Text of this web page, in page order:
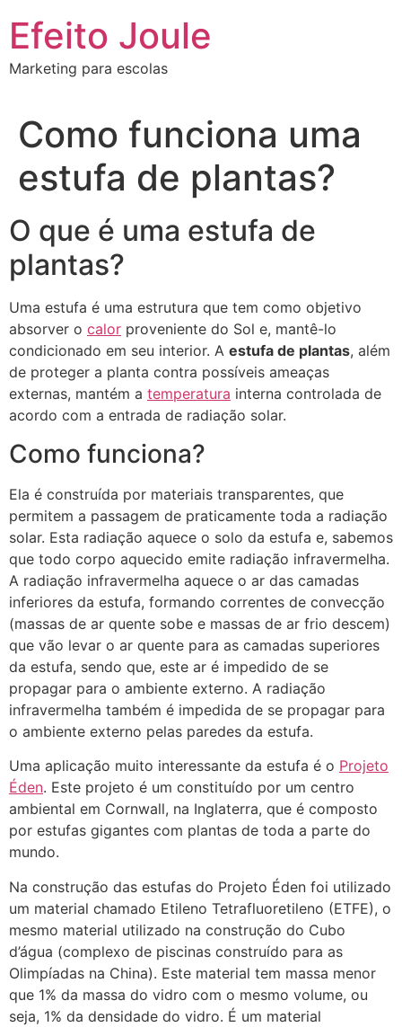
para
conteúdo
Efeito Joule
Marketing para escolas
Como funciona uma
estufa de plantas?
O que é uma estufa de
plantas?
Uma estufa é uma estrutura que tem como objetivo
absorver o calor proveniente do Sol e, mantê-lo
condicionado em seu interior. A estufa de plantas, além
de proteger a planta contra possíveis ameaças
externas, mantém a temperatura interna controlada de
acordo com a entrada de radiação solar.
Como funciona?
Ela é construída por materiais transparentes, que
permitem a passagem de praticamente toda a radiação
solar. Esta radiação aquece o solo da estufa e, sabemos
que todo corpo aquecido emite radiação infravermelha.
A radiação infravermelha aquece o ar das camadas
inferiores da estufa, formando correntes de convecção
(massas de ar quente sobe e massas de ar frio descem)
que vão levar o ar quente para as camadas superiores
da estufa, sendo que, este ar é impedido de se
propagar para o ambiente externo. A radiação
infravermelha também é impedida de se propagar para
o ambiente externo pelas paredes da estufa.
Uma aplicação muito interessante da estufa é o Projeto
Éden. Este projeto é um constituído por um centro
ambiental em Cornwall, na Inglaterra, que é composto
por estufas gigantes com plantas de toda a parte do
mundo.
Na construção das estufas do Projeto Éden foi utilizado
um material chamado Etileno Tetrafluoretileno (ETFE), o
mesmo material utilizado na construção do Cubo
d’água (complexo de piscinas construído para as
Olimpíadas na China). Este material tem massa menor
que 1% da massa do vidro com o mesmo volume, ou
seja, 1% da densidade do vidro. É um material